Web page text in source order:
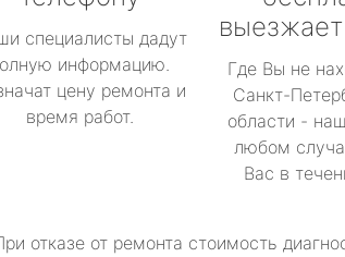
специалисты дадут
информацию.
цену ремонта и
время работ.
Где Вы не
Санкт-
области -
любом
Вас в
отказе от ремонта стоимость